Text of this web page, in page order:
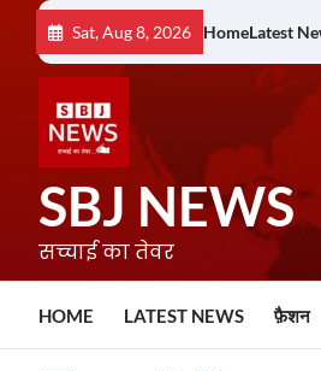
content
Sat, Aug 8, 2026 HomeLatest
SBJ NEWS
सच्चाई का तेवर
HOME LATEST NEWS फ़ैशन